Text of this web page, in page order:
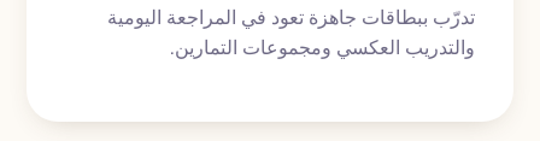
تدرّب ببطاقات جاهزة تعود في المراجعة اليومية
والتدريب العكسي ومجموعات التمارين.